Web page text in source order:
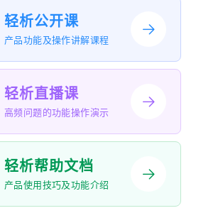
轻析公开课
产品功能及操作讲解课程
轻析直播课
高频问题的功能操作演示
轻析帮助文档
产品使用技巧及功能介绍